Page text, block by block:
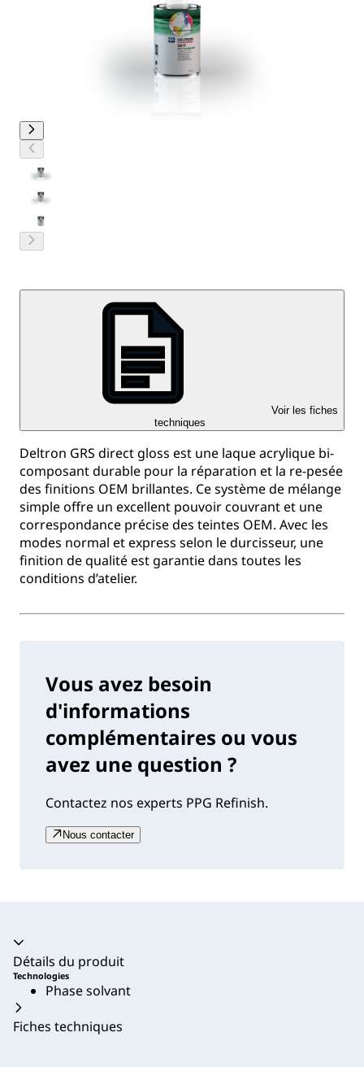
Voir les fiches
techniques
Deltron GRS direct gloss est une laque acrylique bi-
composant durable pour la réparation et la re-pesée
des finitions OEM brillantes. Ce système de mélange
simple offre un excellent pouvoir couvrant et une
correspondance précise des teintes OEM. Avec les
modes normal et express selon le durcisseur, une
finition de qualité est garantie dans toutes les
conditions d’atelier.
Vous avez besoin
d'informations
complémentaires ou vous
avez une question ?
Contactez nos experts PPG Refinish.
Nous contacter
Accordéon fermé
Détails du produit
Technologies
Phase solvant
Fiches techniques